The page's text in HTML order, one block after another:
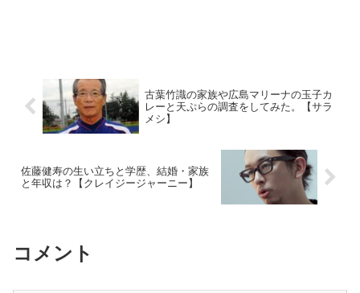
古葉竹識の家族や広島マリーナの玉子カ
レーと天ぷらの調査をしてみた。【サラ
メシ】
佐藤健寿の生い立ちと学歴、結婚・家族
と年収は？【クレイジージャーニー】
コメント